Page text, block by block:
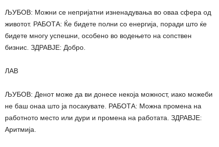
ЉУБОВ: Можни се непријатни изненадувања во оваа сфера од
животот. РАБОТА: Ќе бидете полни со енергија, поради што ќе
бидете многу успешни, особено во водењето на сопствен
бизнис. ЗДРАВЈЕ: Добро.
ЛАВ
ЉУБОВ: Денот може да ви донесе некоја можност, иако можеби
не баш онаа што ја посакувате. РАБОТА: Можна промена на
работното место или дури и промена на работата. ЗДРАВЈЕ:
Аритмија.